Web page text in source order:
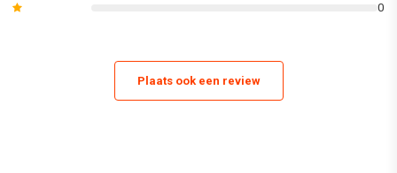
Gabelschutz, Seitenbleche und KÌ_hlerschaufeln.
des einzelnen Kit-Inhalts an oder lesen Sie in unserem Katalog die
genaue Liste der enthaltenen Teile).
0
Plaats ook een review